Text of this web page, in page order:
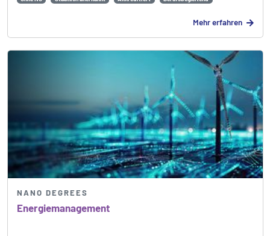
Mehr erfahren
Energie­management
NANO DEGREES